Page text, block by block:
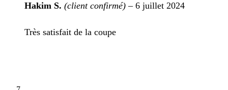
Hakim S. (client confirmé) – 6 juillet 2024
Très satisfait de la coupe